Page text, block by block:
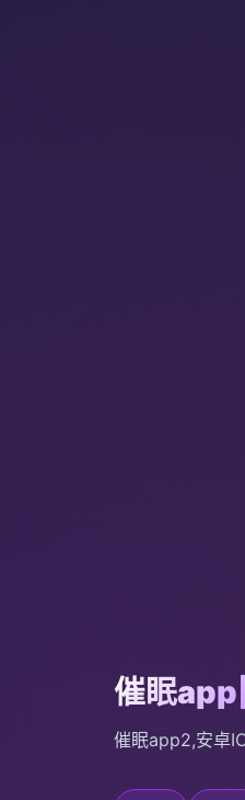
催眠
催眠app2,安卓